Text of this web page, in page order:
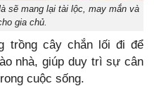
sẽ mang lại tài lộc, may mắn và
gia chủ.
trồng cây chắn lối đi để
nhà, giúp duy trì sự cân
cuộc sống.